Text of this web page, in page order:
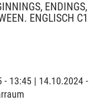
ENDINGS,
ENGLISCH C1
13:45 | 14.10.2024 -